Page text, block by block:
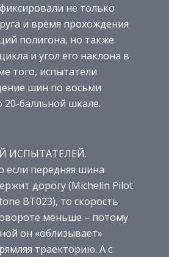
не только
и время прохождения
полигона, но также
и угол его наклона в
того, испытатели
шин по восьми
балльной шкале.
ИСПЫТАТЕЛЕЙ.
если передняя шина
дорогу (Michelin Pilot
BT023), то скорость
меньше – потому
он «облизывает»
траекторию. А с